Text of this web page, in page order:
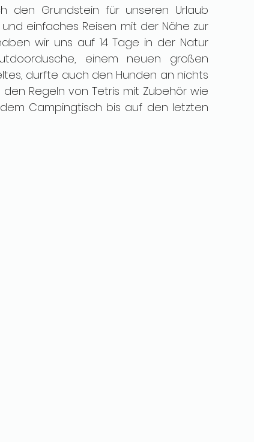
den Grundstein für unseren Urlaub
einfaches Reisen mit der Nähe zur
wir uns auf 14 Tage in der Natur
einem neuen großen
durfte auch den Hunden an nichts
Regeln von Tetris mit Zubehör wie
Campingtisch bis auf den letzten